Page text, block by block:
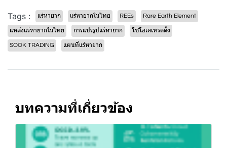
Tags : แร่หายาก แร่หายากในไทย REEs Rare Earth Element
แหล่งแร่หายากในไทย การแปรรูปแร่หายาก โซโอเคเทรดดิ้ง
SOOK TRADING แผนที่แร่หายาก
บทความที่เกี่ยวข้อง